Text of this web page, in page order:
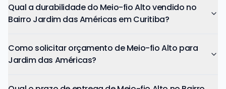
Qual a durabilidade do Meio-fio Alto vendido no
Bairro Jardim das Américas em Curitiba?
Como solicitar orçamento de Meio-fio Alto para
Jardim das Américas?